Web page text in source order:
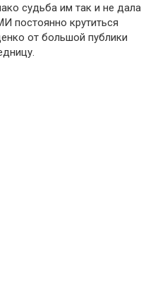
судьба им так и не дала
постоянно крутиться
от большой публики